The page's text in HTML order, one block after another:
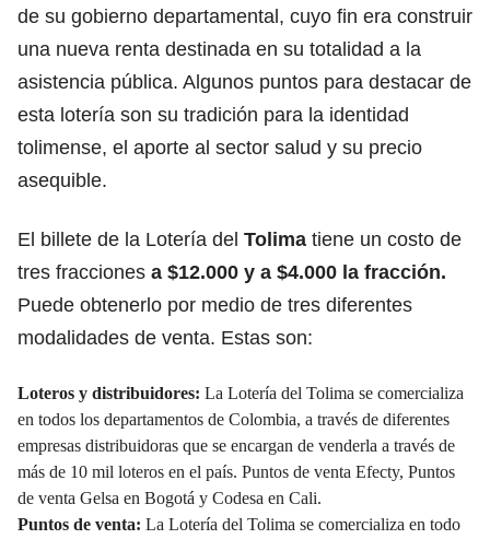
de su gobierno departamental, cuyo fin era construir
una nueva renta destinada en su totalidad a la
asistencia pública. Algunos puntos para destacar de
esta lotería son su tradición para la identidad
tolimense, el aporte al sector salud y su precio
asequible.
El billete de la Lotería del Tolima tiene un costo de
tres fracciones a $12.000 y a $4.000 la fracción.
Puede obtenerlo por medio de tres diferentes
modalidades de venta. Estas son:
Loteros y distribuidores: La Lotería del Tolima se comercializa
en todos los departamentos de Colombia, a través de diferentes
empresas distribuidoras que se encargan de venderla a través de
más de 10 mil loteros en el país. Puntos de venta Efecty, Puntos
de venta Gelsa en Bogotá y Codesa en Cali.
Puntos de venta: La Lotería del Tolima se comercializa en todo